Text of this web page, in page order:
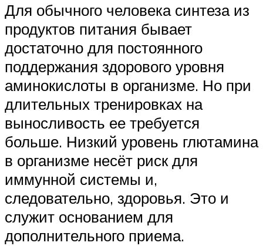
Для обычного человека синтеза из
продуктов питания бывает
достаточно для постоянного
поддержания здорового уровня
аминокислоты в организме. Но при
длительных тренировках на
выносливость ее требуется
больше. Низкий уровень глютамина
в организме несёт риск для
иммунной системы и,
следовательно, здоровья. Это и
служит основанием для
дополнительного приема.